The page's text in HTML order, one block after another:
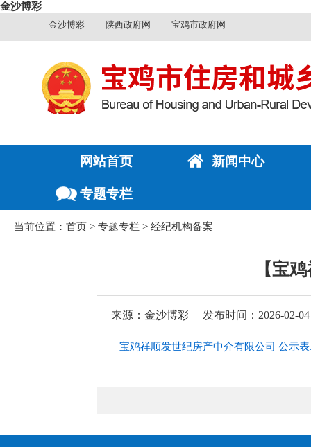
金沙博彩
金沙博彩 陕西政府网 宝鸡市政府网
网站首页 新闻中心
专题专栏
当前位置： 首页 > 专题专栏 > 经纪机构备案
【宝
来源：金沙博彩 发布时间：2026-02-04
宝鸡祥顺发世纪房产中介有限公司 公示